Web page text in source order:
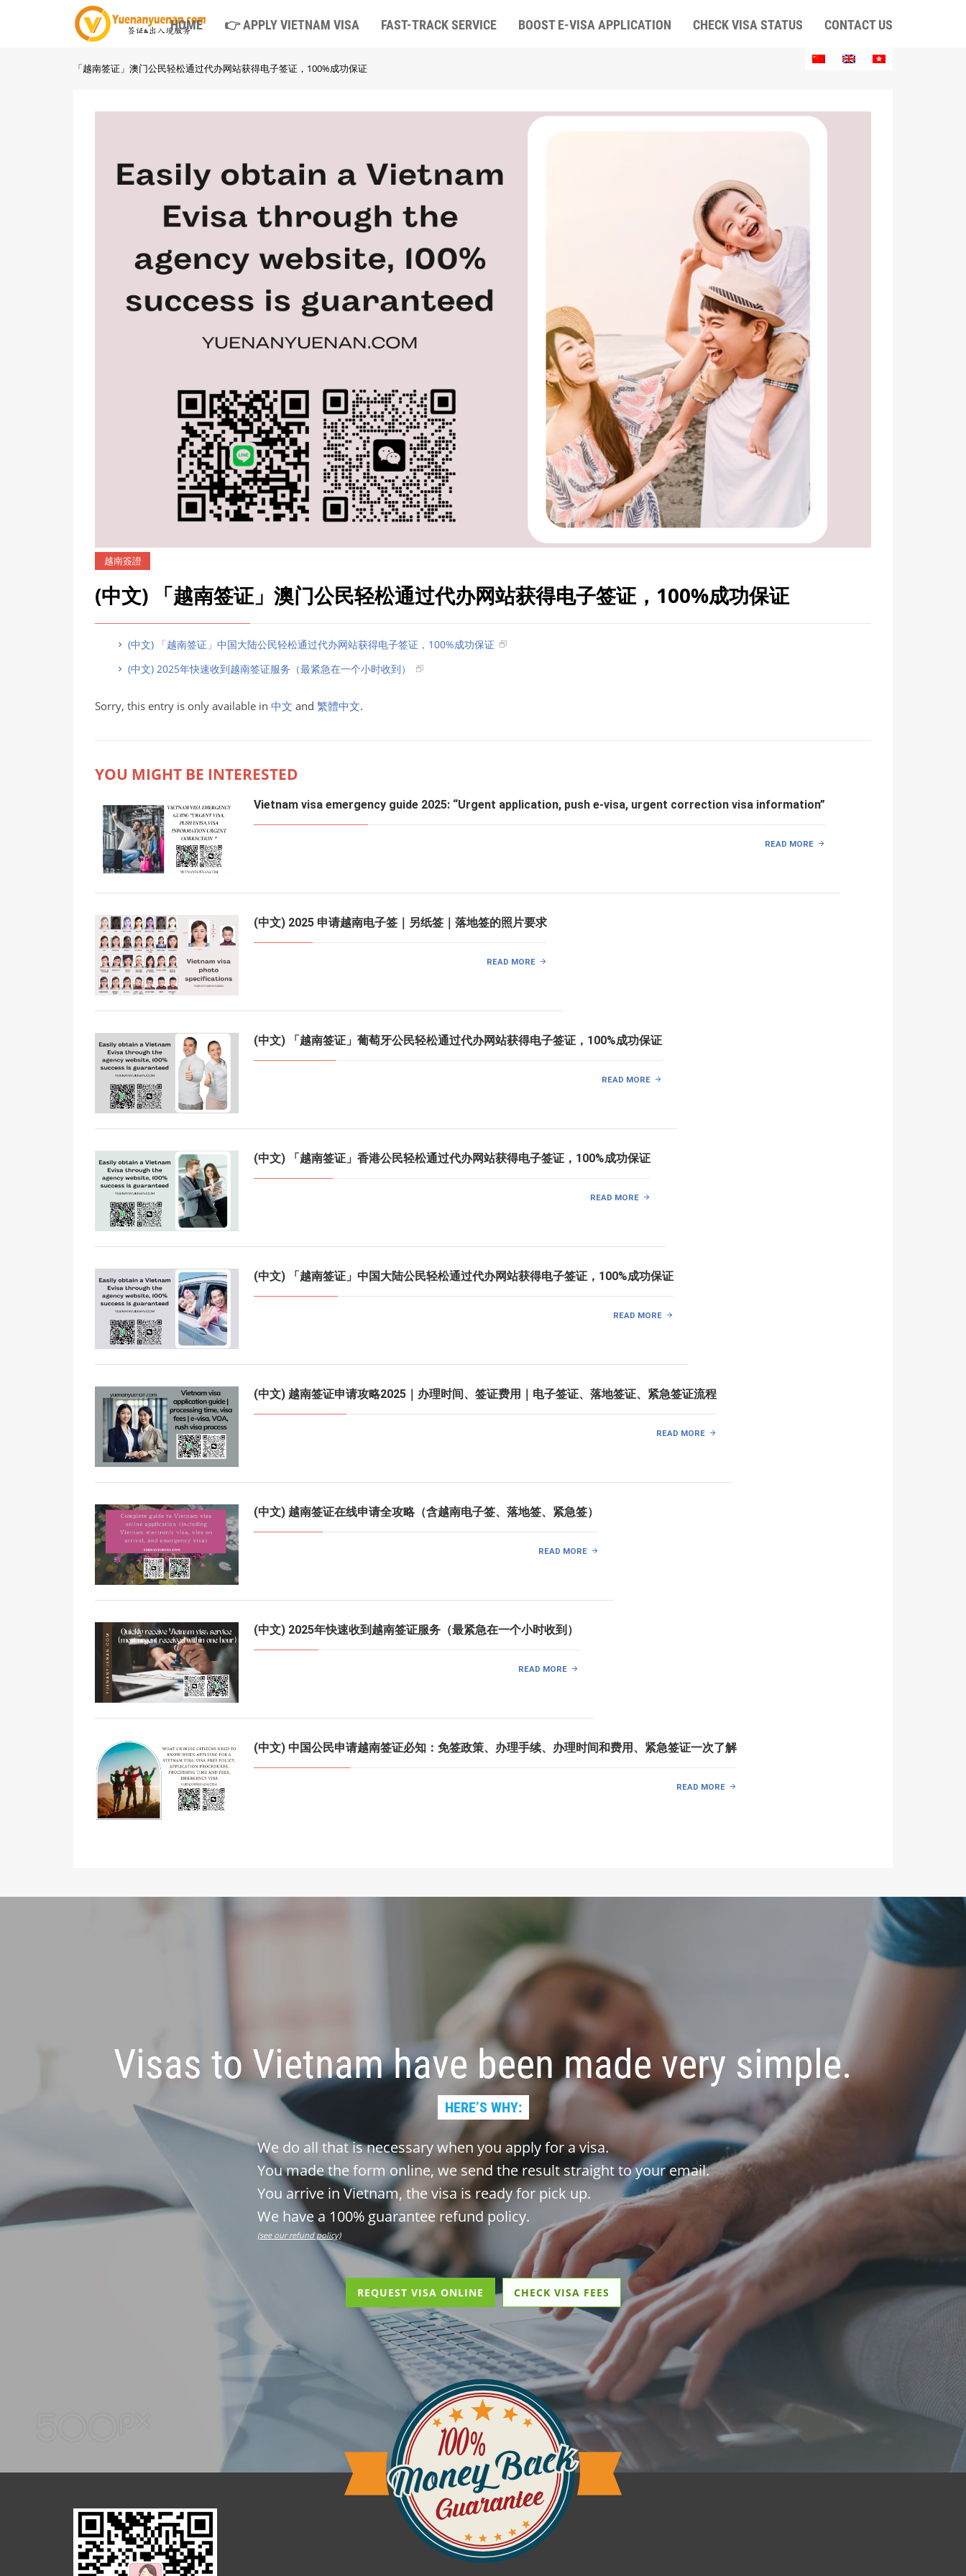
HOME 👉 APPLY VIETNAM VISA FAST-TRACK SERVICE BOOST E-VISA APPLICATION CHECK VISA STATUS CONTACT US
「越南签证」澳门公民轻松通过代办网站获得电子签证，100%成功保证
越南簽證
(中文) 「越南签证」澳门公民轻松通过代办网站获得电子签证，100%成功保证
(中文) 「越南签证」中国大陆公民轻松通过代办网站获得电子签证，100%成功保证
(中文) 2025年快速收到越南签证服务（最紧急在一个小时收到）
Sorry, this entry is only available in 中文 and 繁體中文.
YOU MIGHT BE INTERESTED
Vietnam visa emergency guide 2025: “Urgent application, push e-visa, urgent correction visa information”
READ MORE
(中文) 2025 申请越南电子签｜另纸签｜落地签的照片要求
READ MORE
(中文) 「越南签证」葡萄牙公民轻松通过代办网站获得电子签证，100%成功保证
READ MORE
(中文) 「越南签证」香港公民轻松通过代办网站获得电子签证，100%成功保证
READ MORE
(中文) 「越南签证」中国大陆公民轻松通过代办网站获得电子签证，100%成功保证
READ MORE
(中文) 越南签证申请攻略2025｜办理时间、签证费用｜电子签证、落地签证、紧急签证流程
READ MORE
(中文) 越南签证在线申请全攻略（含越南电子签、落地签、紧急签）
READ MORE
(中文) 2025年快速收到越南签证服务（最紧急在一个小时收到）
READ MORE
(中文) 中国公民申请越南签证必知：免签政策、办理手续、办理时间和费用、紧急签证一次了解
READ MORE
Visas to Vietnam have been made very simple.
HERE’S WHY:
We do all that is necessary when you apply for a visa.
You made the form online, we send the result straight to your email.
You arrive in Vietnam, the visa is ready for pick up.
We have a 100% guarantee refund policy.
(see our refund policy)
REQUEST VISA ONLINE CHECK VISA FEES